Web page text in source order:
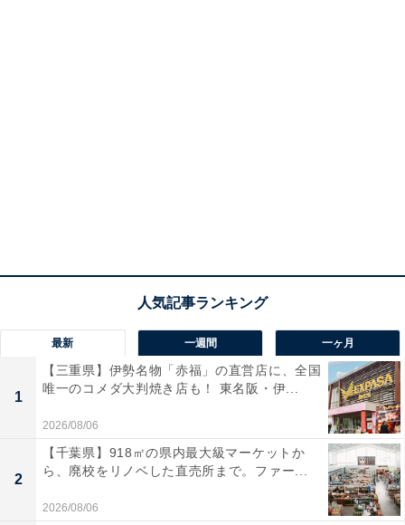
最新 一週間 一ヶ月
1
【三重県】伊勢名物「赤福」の直営店に、全国
唯一のコメダ大判焼き店も！ 東名阪・伊...
2026/08/06
2
【千葉県】918㎡の県内最大級マーケットか
ら、廃校をリノベした直売所まで。ファー...
2026/08/06